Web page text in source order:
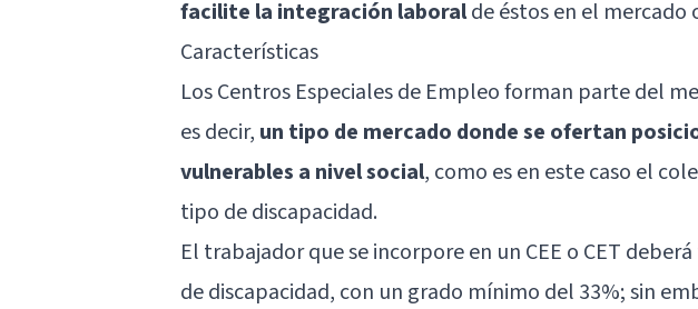
facilite la integración laboralde éstos en el mercado
Características
Los Centros Especiales de Empleo forman parte del
es decir, un tipo de mercado donde se ofertan
vulnerables a nivel social, como es en este caso el
tipo de discapacidad.
El trabajador que se incorpore en un CEE o CET
de discapacidad, con un grado mínimo del 33%; sin